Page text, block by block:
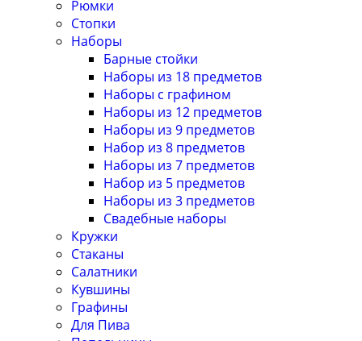
Рюмки
Стопки
Наборы
Барные стойки
Наборы из 18 предметов
Наборы с графином
Наборы из 12 предметов
Наборы из 9 предметов
Набор из 8 предметов
Наборы из 7 предметов
Набор из 5 предметов
Наборы из 3 предметов
Свадебные наборы
Кружки
Стаканы
Салатники
Кувшины
Графины
Для Пива